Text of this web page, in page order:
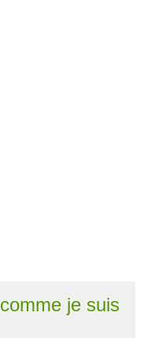
comme je suis